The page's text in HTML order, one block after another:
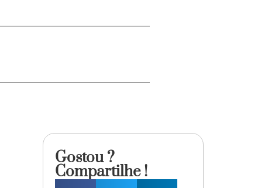
Gostou ?
Compartilhe !